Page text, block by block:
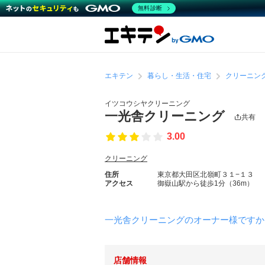
エキテン 暮らし・生活・住宅 クリーニン
イツコウシヤクリーニング
一光舎クリーニング 共有
3.00
クリーニング
住所
東京都大田区北嶺町３１−１３
アクセス
御嶽山駅から徒歩1分（36m）
一光舎クリーニングのオーナー様です
店舗情報
無料診断